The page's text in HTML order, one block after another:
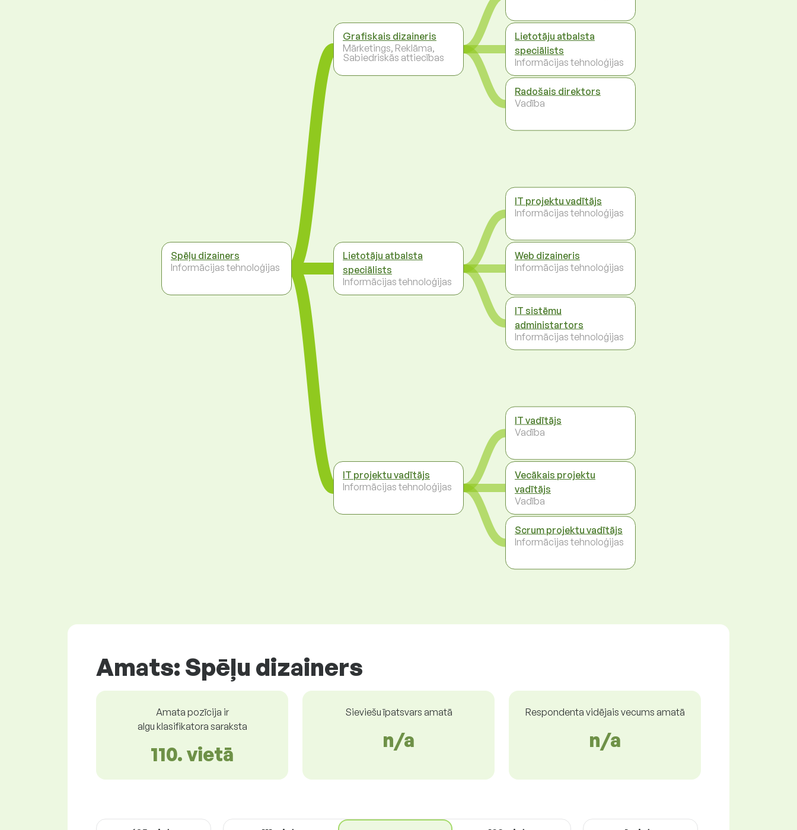
Spēļu dizainers
Informācijas tehnoloģijas
Grafiskais dizaineris
Mārketings, Reklāma,
Sabiedriskās attiecības
Lietotāju atbalsta
speciālists
Informācijas tehnoloģijas
IT projektu vadītājs
Informācijas tehnoloģijas
Lietotāju atbalsta
speciālists
Informācijas tehnoloģijas
Radošais direktors
Vadība
IT projektu vadītājs
Informācijas tehnoloģijas
Web dizaineris
Informācijas tehnoloģijas
IT sistēmu
administartors
Informācijas tehnoloģijas
IT vadītājs
Vadība
Vecākais projektu
vadītājs
Vadība
Scrum projektu vadītājs
Informācijas tehnoloģijas
Amats: Spēļu dizainers
Amata pozīcija ir
algu klasifikatora saraksta
110. vietā
Sieviešu īpatsvars amatā
n/a
Respondenta vidējais vecums amatā
n/a